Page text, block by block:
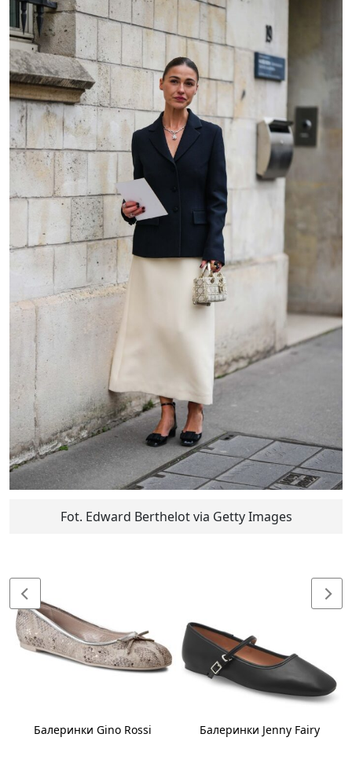
Fot. Edward Berthelot via Getty Images
Балеринки Gino Rossi Балеринки Jenny Fairy